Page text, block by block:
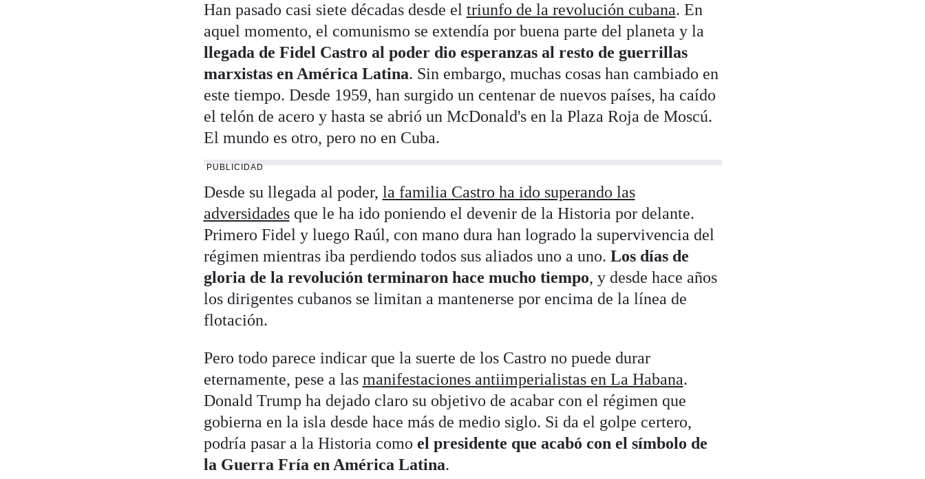
Han pasado casi siete décadas desde el triunfo de la revolución cubana. En
aquel momento, el comunismo se extendía por buena parte del planeta y la
llegada de Fidel Castro al poder dio esperanzas al resto de guerrillas
marxistas en América Latina. Sin embargo, muchas cosas han cambiado en
este tiempo. Desde 1959, han surgido un centenar de nuevos países, ha caído
el telón de acero y hasta se abrió un McDonald's en la Plaza Roja de Moscú.
El mundo es otro, pero no en Cuba.
PUBLICIDAD
Desde su llegada al poder, la familia Castro ha ido superando las
adversidadesque le ha ido poniendo el devenir de la Historia por delante.
Primero Fidel y luego Raúl, con mano dura han logrado la supervivencia del
régimen mientras iba perdiendo todos sus aliados uno a uno. Los días de
gloria de la revolución terminaron hace mucho tiempo, y desde hace años
los dirigentes cubanos se limitan a mantenerse por encima de la línea de
flotación.
Pero todo parece indicar que la suerte de los Castro no puede durar
eternamente, pese a las manifestaciones antiimperialistas en La Habana.
Donald Trump ha dejado claro su objetivo de acabar con el régimen que
gobierna en la isla desde hace más de medio siglo. Si da el golpe certero,
podría pasar a la Historia como el presidente que acabó con el símbolo de
la Guerra Fría en América Latina.